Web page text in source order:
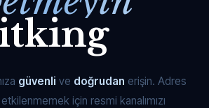
güvenli ve doğrudan erişin. Adres
için resmi kanalımızı